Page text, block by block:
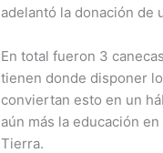
adelantó la donación de
En total fueron 3
tienen donde disponer
conviertan esto en un
aún más la educación
Tierra.